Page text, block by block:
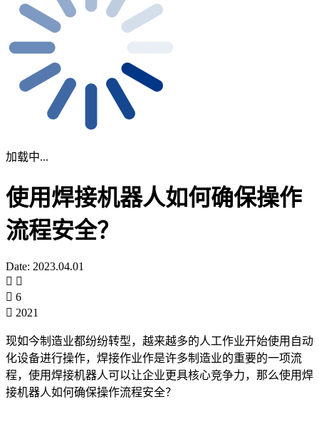
加载中...
使用焊接机器人如何确保操作
流程安全？
Date: 2023.04.01
6
2021
现如今制造业都纷纷转型，越来越多的人工作业开始使用自动
化设备进行操作，焊接作业作是许多制造业的重要的一项流
程，使用焊接机器人可以让企业更具核心竞争力，那么使用焊
接机器人如何确保操作流程安全？